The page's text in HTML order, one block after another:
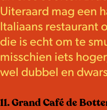
Uiteraard mag een
Italiaans restaurant
die is echt om te
misschien iets
wel dubbel en
11. Grand Café de